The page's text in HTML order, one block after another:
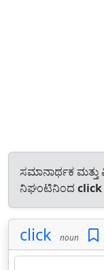
ಸಮಾನಾರ್ಥಕ
ನಿಘಂಟಿನಿಂದ click
click noun